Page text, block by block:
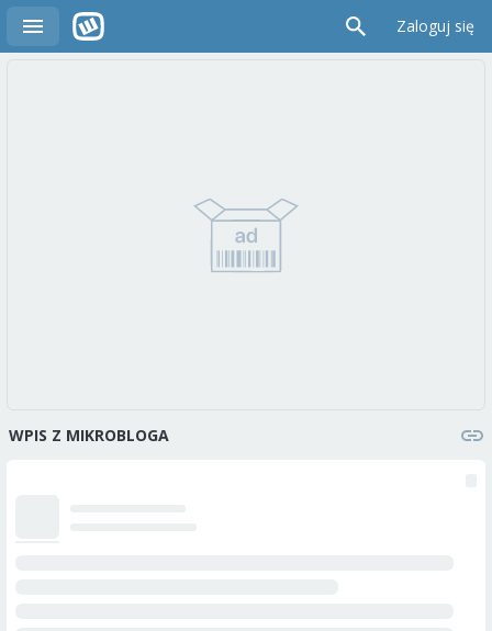
Zaloguj się
WPIS Z MIKROBLOGA